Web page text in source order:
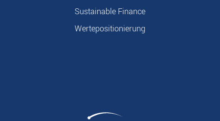
Sustainable Finance
Wertepositionierung